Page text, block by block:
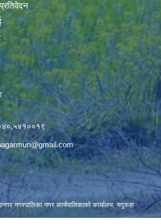
नगरपालिका नगर कार्यपालिकाको कार्यालय, यदुकहा